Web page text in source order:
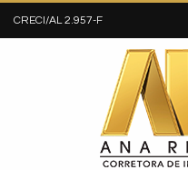
CRECI/AL 2.957-F